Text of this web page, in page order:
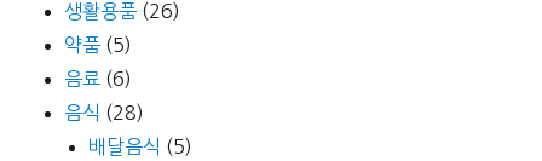
생활용품 (26)
약품 (5)
음료 (6)
음식 (28)
배달음식 (5)